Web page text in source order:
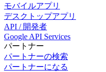
モバイルアプリ
デスクトップアプリ
API / 開発者
Google API Services
パートナー
パートナーの検索
パートナーになる